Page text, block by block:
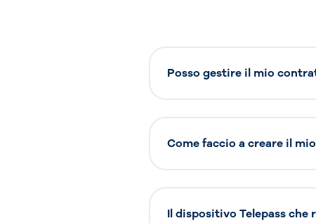
Posso gestire il mio
Come faccio a creare il
Il dispositivo Telepass che